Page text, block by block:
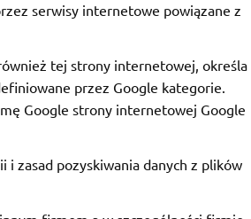
serwisy internetowe powiązane z
tej strony internetowej, określa
przez Google kategorie.
Google strony internetowej Google
zasad pozyskiwania danych z plików